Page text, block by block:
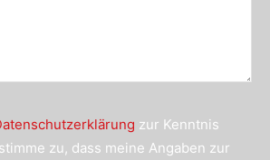
zur Kenntnis
zu, dass meine Angaben zur